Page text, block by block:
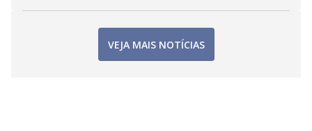
VEJA MAIS NOTÍCIAS